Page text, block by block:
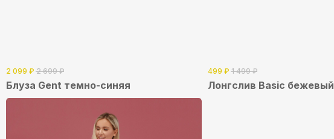
2 099 ₽ 2 699 ₽
Блуза Gent темно-синяя
499 ₽ 1 499 ₽
Лонгслив Basic бежевый